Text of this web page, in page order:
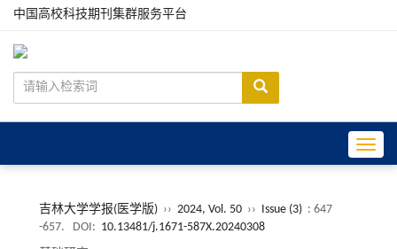
中国高校科技期刊集群服务平台
吉林大学学报(医学版) ›› 2024, Vol. 50 ›› Issue (3) : 647
-657.
DOI: 10.13481/j.1671-587X.20240308